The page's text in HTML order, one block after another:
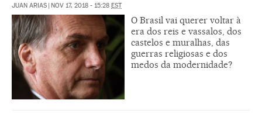
JUAN ARIAS | NOV 17, 2018 - 15:28 EST
O Brasil vai querer voltar à
era dos reis e vassalos, dos
castelos e muralhas, das
guerras religiosas e dos
medos da modernidade?